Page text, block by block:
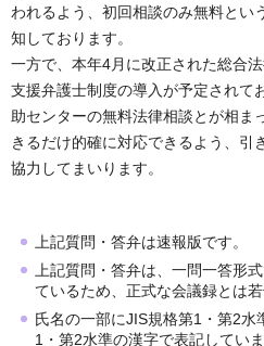
われるよう、初回相談のみ無料とい
知しております。
一方で、本年4月に改正された総合
支援弁護士制度の導入が予定されて
助センターの無料法律相談とが相ま
きるだけ的確に対応できるよう、引
協力してまいります。
上記質問・答弁は速報版です。
上記質問・答弁は、一問一答形
ているため、正式な会議録とは若
氏名の一部にJIS規格第1・第2
1・第2水準の漢字で表記してい